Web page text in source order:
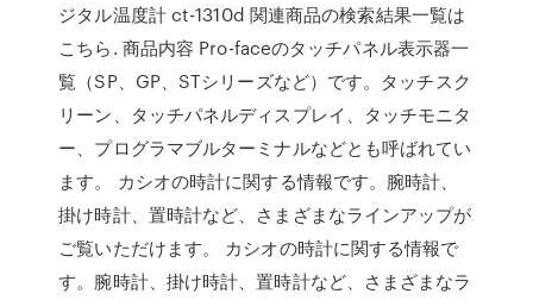
ジタル温度計 ct-1310d 関連商品の検索結果一覧は
こちら. 商品内容 Pro-faceのタッチパネル表示器一
覧（SP、GP、STシリーズなど）です。タッチスク
リーン、タッチパネルディスプレイ、タッチモニタ
ー、プログラマブルターミナルなどとも呼ばれてい
ます。 カシオの時計に関する情報です。腕時計、
掛け時計、置時計など、さまざまなラインアップが
ご覧いただけます。 カシオの時計に関する情報で
す。腕時計、掛け時計、置時計など、さまざまなラ